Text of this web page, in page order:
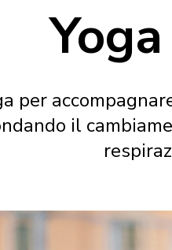
per
il